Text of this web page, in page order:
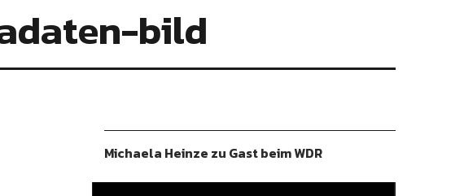
bild
Michaela Heinze zu Gast beim WDR